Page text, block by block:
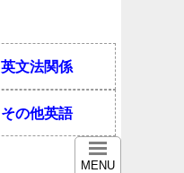
英文法関係
その他英語
MENU